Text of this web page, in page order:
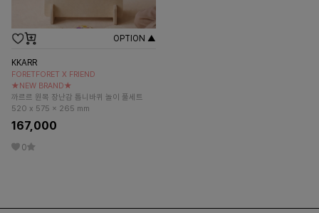
OPTION ▲
KKARR
FORETFORET X FRIEND
★NEW BRAND★
까르르 원목 장난감 톱니바퀴 놀이 풀세트
520 x 575 x 265 mm
167,000
0